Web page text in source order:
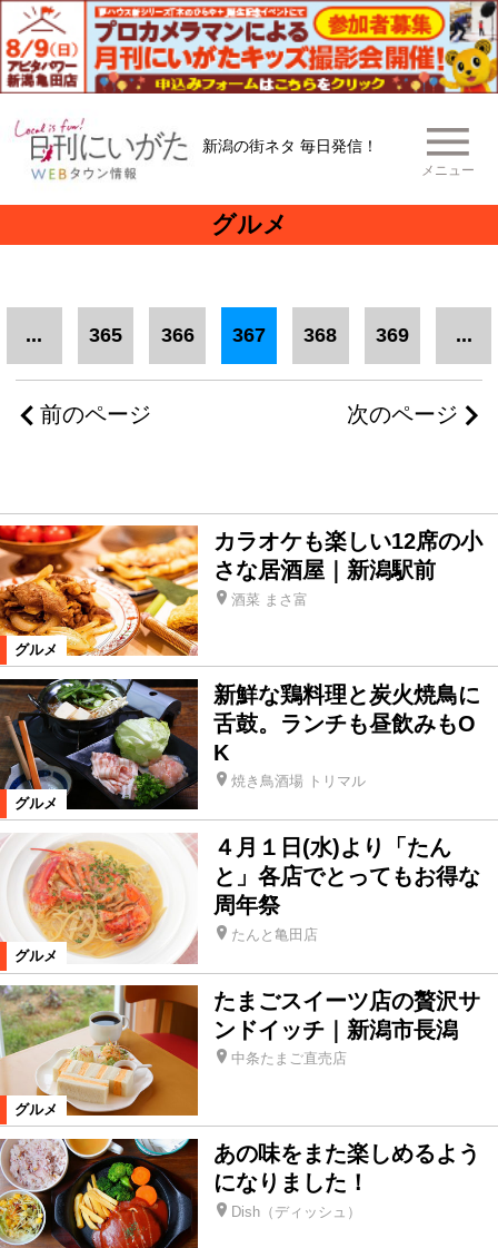
新潟の街ネタ 毎日発信！
メニュー
グルメ
前のページ
... 365 366 367 368 369 ...
次のページ
グルメ
カラオケも楽しい12席の小
さな居酒屋｜新潟駅前
酒菜 まさ富
グルメ
新鮮な鶏料理と炭火焼鳥に
舌鼓。ランチも昼飲みもO
K
焼き鳥酒場 トリマル
グルメ
４月１日(水)より「たん
と」各店でとってもお得な
周年祭
たんと亀田店
グルメ
たまごスイーツ店の贅沢サ
ンドイッチ｜新潟市長潟
中条たまご直売店
あの味をまた楽しめるよう
になりました！
Dish（ディッシュ）